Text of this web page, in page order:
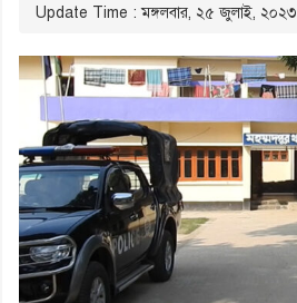
Update Time : মঙ্গলবার, ২৫ জুলাই, ২০২৩